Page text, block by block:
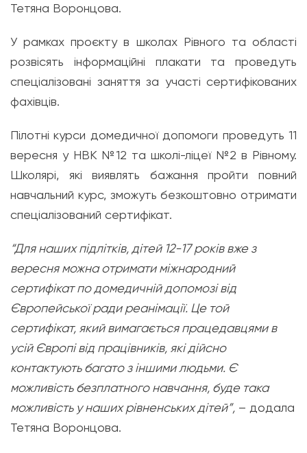
Тетяна Воронцова.
У рамках проєкту в школах Рівного та області
розвісять інформаційні плакати та проведуть
спеціалізовані заняття за участі сертифікованих
фахівців.
Пілотні курси домедичної допомоги проведуть 11
вересня у НВК №12 та школі-ліцеї №2 в Рівному.
Школярі, які виявлять бажання пройти повний
навчальний курс, зможуть безкоштовно отримати
спеціалізований сертифікат.
“Для наших підлітків, дітей 12-17 років вже з
вересня можна отримати міжнародний
сертифікат по домедичній допомозі від
Європейської ради реанімації. Це той
сертифікат, який вимагається працедавцями в
усій Європі від працівників, які дійсно
контактують багато з іншими людьми. Є
можливість безплатного навчання, буде така
можливість у наших рівненських дітей”, – додала
Тетяна Воронцова.